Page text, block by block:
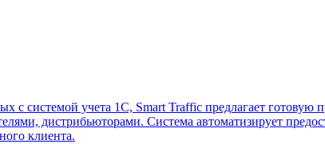
системой учета 1С, Smart Traffic предлагает готовую
дистрибьюторами. Система автоматизирует
клиента.